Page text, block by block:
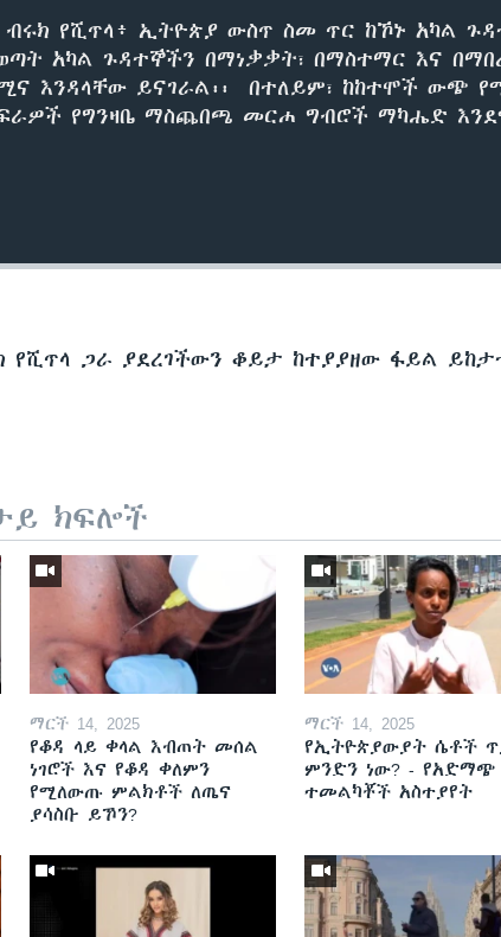
720p 1080p
የሺጥላ፥ ኢትዮጵያ ውስጥ ስመ ጥር ከኾኑ አካል
አካል ጉዳተኞችን በማነቃቃት፣ በማስተማር እና
እንዳላቸው ይናገራል፡፡ በተለይም፣ ከከተሞች ውጭ
የግንዛቤ ማስጨበጫ መርሐ ግብሮች ማካሔድ
የሺጥላ ጋራ ያደረገችውን ቆይታ ከተያያዘው ፋይል
ክፍሎች
ማርች 14, 2025
የቆዳ ላይ ቀላል እብጠት መሰል
ነገሮች እና የቆዳ ቀለምን
የሚለውጡ ምልክቶች ለጤና
ያሳስቡ ይኾን?
ማርች 14, 2025
የኢትዮጵያውያት ሴቶች
ምንድን ነው? - የአድማጭ
ተመልካቾች አስተያየት